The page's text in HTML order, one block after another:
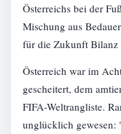
Österreichs bei der
Mischung aus
für die Zukunft Bilanz
Österreich war im
gescheitert, dem
FIFA-Weltrangliste.
unglücklich gewesen: